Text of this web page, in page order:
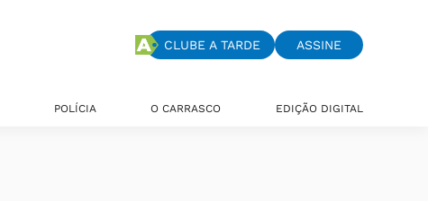
CLUBE A TARDE ASSINE
POLÍCIA O CARRASCO EDIÇÃO DIGITAL